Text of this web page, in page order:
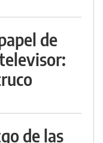
de
de las